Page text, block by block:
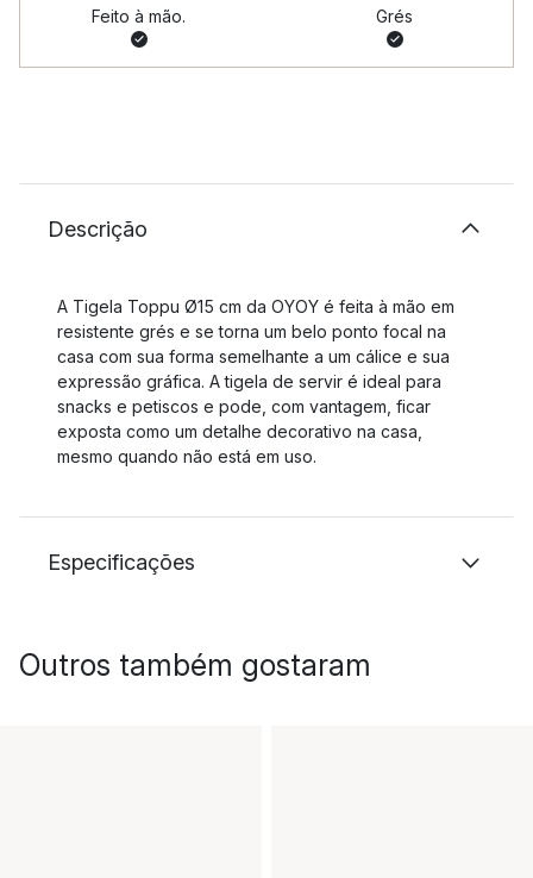
Feito à mão. Grés
Descrição
A Tigela Toppu Ø15 cm da OYOY é feita à mão em
resistente grés e se torna um belo ponto focal na
casa com sua forma semelhante a um cálice e sua
expressão gráfica. A tigela de servir é ideal para
snacks e petiscos e pode, com vantagem, ficar
exposta como um detalhe decorativo na casa,
mesmo quando não está em uso.
Especificações
Outros também gostaram